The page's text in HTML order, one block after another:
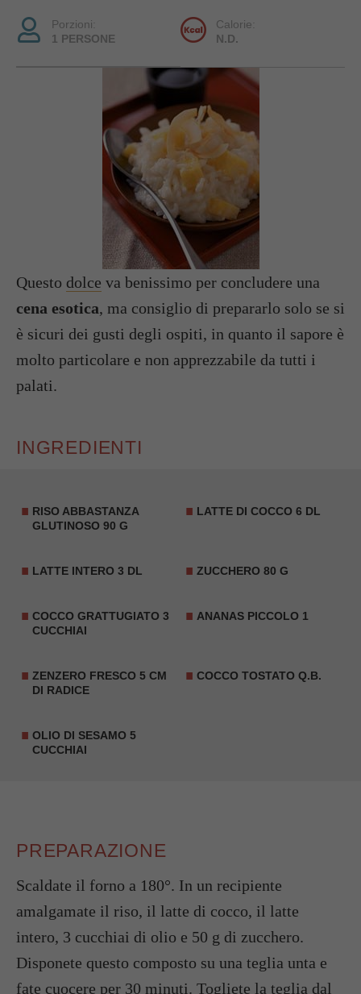
Porzioni:
1 PERSONE
Calorie:
N.D.
Questo dolce va benissimo per concludere una
cena esotica, ma consiglio di prepararlo solo se si
è sicuri dei gusti degli ospiti, in quanto il sapore è
molto particolare e non apprezzabile da tutti i
palati.
INGREDIENTI
RISO ABBASTANZA
GLUTINOSO 90 G
LATTE DI COCCO 6 DL
LATTE INTERO 3 DL ZUCCHERO 80 G
COCCO GRATTUGIATO 3
CUCCHIAI
ANANAS PICCOLO 1
ZENZERO FRESCO 5 CM
DI RADICE
COCCO TOSTATO Q.B.
OLIO DI SESAMO 5
CUCCHIAI
PREPARAZIONE
Scaldate il forno a 180°. In un recipiente
amalgamate il riso, il latte di cocco, il latte
intero, 3 cucchiai di olio e 50 g di zucchero.
Disponete questo composto su una teglia unta e
fate cuocere per 30 minuti. Togliete la teglia dal